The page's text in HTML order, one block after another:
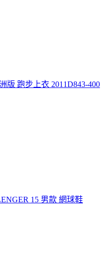
版 跑步上衣 2011D843-400
15 男款 網球鞋